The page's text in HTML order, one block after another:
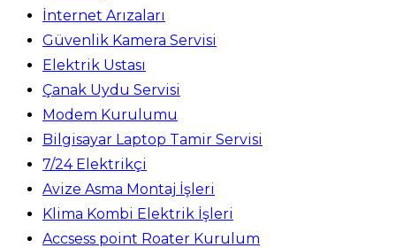
İnternet Arızaları
Güvenlik Kamera Servisi
Elektrik Ustası
Çanak Uydu Servisi
Modem Kurulumu
Bilgisayar Laptop Tamir Servisi
7/24 Elektrikçi
Avize Asma Montaj İşleri
Klima Kombi Elektrik İşleri
Accsess point Roater Kurulum